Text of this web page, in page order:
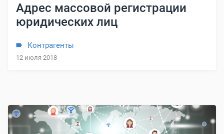
Адрес массовой регистрации
юридических лиц
Контрагенты
12 июля 2018